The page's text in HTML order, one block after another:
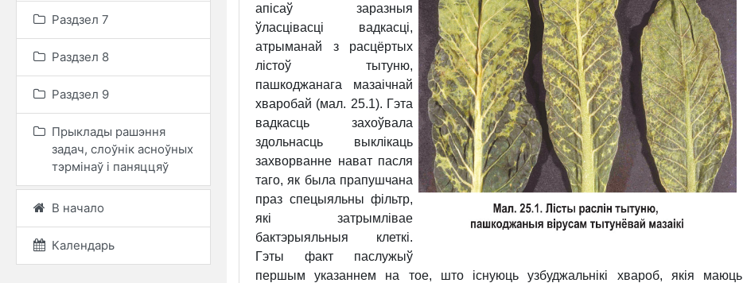
Раздзел 7
Раздзел 8
Раздзел 9
Прыклады рашэння
задач, слоўнік асноўных
тэрмінаў і паняццяў
В начало
Календарь
апісаў заразныя
ўласцівасці вадкасці,
атрыманай з расцёртых
лістоў тытуню,
пашкоджанага мазаічнай
хваробай (мал. 25.1). Гэта
вадкасць захоўвала
здольнасць выклікаць
захворванне нават пасля
таго, як была прапушчана
праз спецыяльны фільтр,
які затрымлівае
бактэрыяльныя клеткі.
Гэты факт паслужыў
першым указаннем на тое, што існуюць узбуджальнікі хвароб, якія маюць